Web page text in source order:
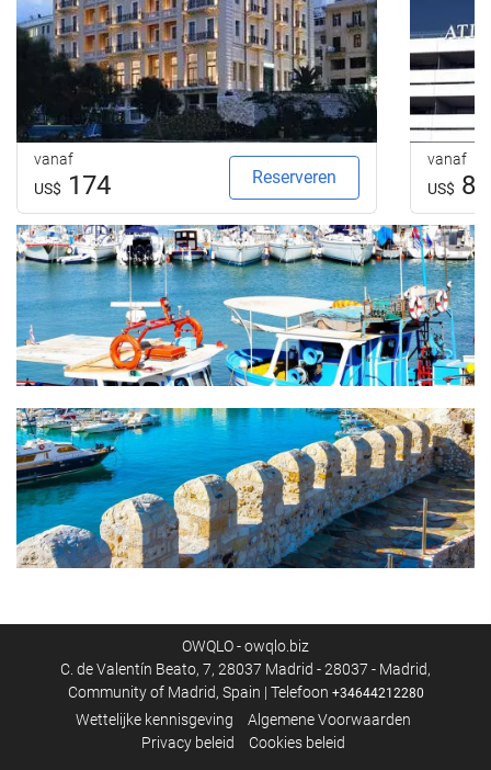
vanaf
US$ 174 Reserveren
vanaf
US$ 85
OWQLO - owqlo.biz
C. de Valentín Beato, 7, 28037 Madrid - 28037 - Madrid,
Community of Madrid, Spain | Telefoon +34644212280
Wettelijke kennisgeving
Algemene Voorwaarden
Privacy beleid
Cookies beleid